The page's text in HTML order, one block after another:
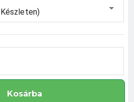
Kosárba